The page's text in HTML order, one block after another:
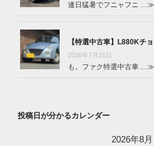
連日猛暑でフニャフニ …
【特選中古車】L880Kチ
2026年7月31日
も。ファク特選中古車 …
投稿日が分かるカレンダー
2026年8月